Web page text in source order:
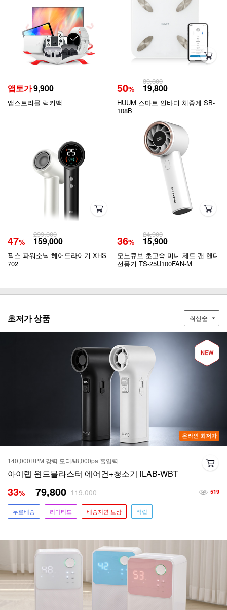
앱토가9,900
앱스토리몰 럭키백
50%
39,800
19,800
HUUM 스마트 인바디 체중계 SB-
108B
47%
299,000
159,000
픽스 파워소닉 헤어드라이기 XHS-
702
36%
24,900
15,900
모노큐브 초고속 미니 제트 팬 핸디
선풍기 TS-25U100FAN-M
초저가 상품
온라인 최저가
140,000RPM 강력 모터&8,000pa 흡입력
아이랩 윈드블라스터 에어건+청소기 iLAB-WBT
519
33% 79,800 119,000
무료배송 리미티드 배송지연 보상 적립